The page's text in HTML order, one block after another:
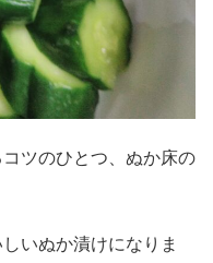
ツのひとつ、ぬか床の
いぬか漬けになりま